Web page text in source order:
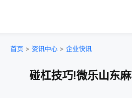
首页 > 资讯中心 > 企业快讯
碰杠技巧!微乐山东